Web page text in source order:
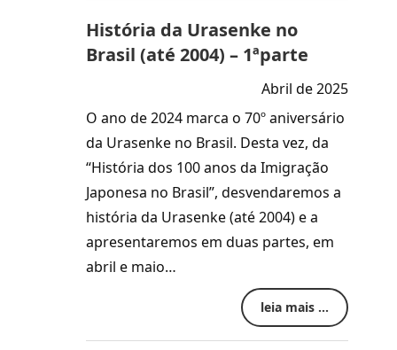
História da Urasenke no
Brasil (até 2004) – 1ªparte
Abril de 2025
O ano de 2024 marca o 70º aniversário
da Urasenke no Brasil. Desta vez, da
“História dos 100 anos da Imigração
Japonesa no Brasil”, desvendaremos a
história da Urasenke (até 2004) e a
apresentaremos em duas partes, em
abril e maio…
leia mais ...